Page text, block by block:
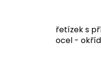
řetízek s
ocel -